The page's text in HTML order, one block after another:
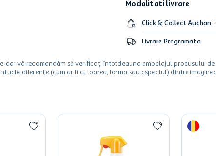
Modalitati livrare
Click & Collect Auchan
Livrare Programata
dar vă recomandăm să verificați întotdeauna ambalajul produsului
diferențe (cum ar fi culoarea, forma sau aspectul) dintre